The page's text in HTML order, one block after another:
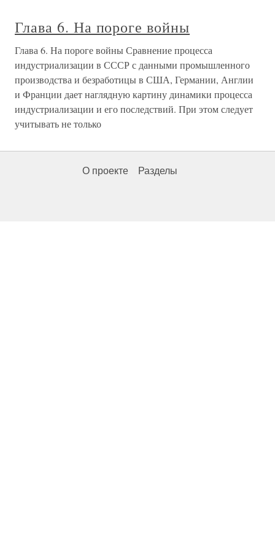
Глава 6. На пороге войны
Глава 6. На пороге войны Сравнение процесса
индустриализации в СССР с данными промышленного
производства и безработицы в США, Германии, Англии
и Франции дает наглядную картину динамики процесса
индустриализации и его последствий. При этом следует
учитывать не только
О проекте Разделы